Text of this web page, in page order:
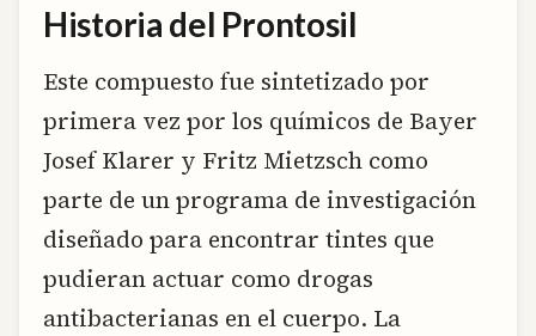
Historia del Prontosil
Este compuesto fue sintetizado por
primera vez por los químicos de Bayer
Josef Klarer y Fritz Mietzsch como
parte de un programa de investigación
diseñado para encontrar tintes que
pudieran actuar como drogas
antibacterianas en el cuerpo. La